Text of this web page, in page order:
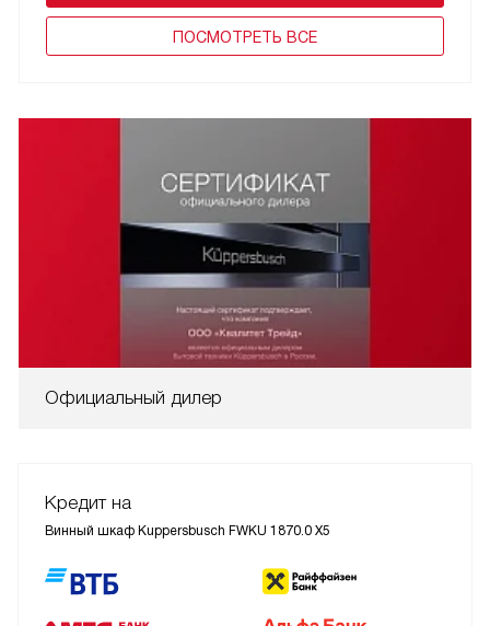
ПОCМОТРЕТЬ ВСЕ
Официальный дилер
Кредит на
Винный шкаф Kuppersbusch FWKU 1870.0 X5